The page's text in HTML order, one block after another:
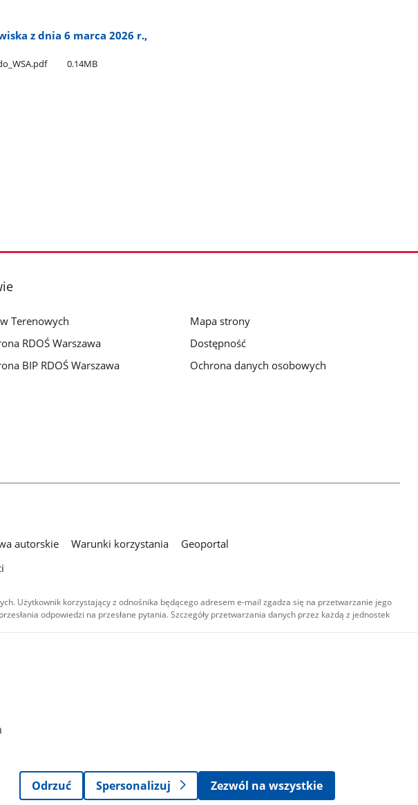
z dnia 6 marca 2026 r.,
0.14MB
Terenowych
RDOŚ Warszawa
BIP RDOŚ Warszawa
Mapa strony
Dostępność
Ochrona danych osobowych
autorskie Warunki korzystania
Geoportal
Użytkownik korzystający z odnośnika będącego adresem e-mail zgadza się na przetwarzanie jego
odpowiedzi na przesłane pytania. Szczegóły przetwarzania danych przez każdą z jednostek
są
- na tych samych
materiały audio i wideo,
użycie niekomercyjne -
inaczej.
Odrzuć
Spersonalizuj Zezwól na wszystkie